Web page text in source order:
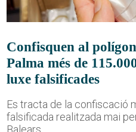
Confisquen al
Palma més de
luxe falsificades
Es tracta de la confiscació
falsificada realitzada mai